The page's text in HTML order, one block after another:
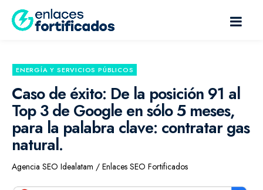
ENERGÍA Y SERVICIOS PÚBLICOS
Caso de éxito: De la posición 91 al
Top 3 de Google en sólo 5 meses,
para la palabra clave: contratar gas
natural.
Agencia SEO Idealatam / Enlaces SEO Fortificados